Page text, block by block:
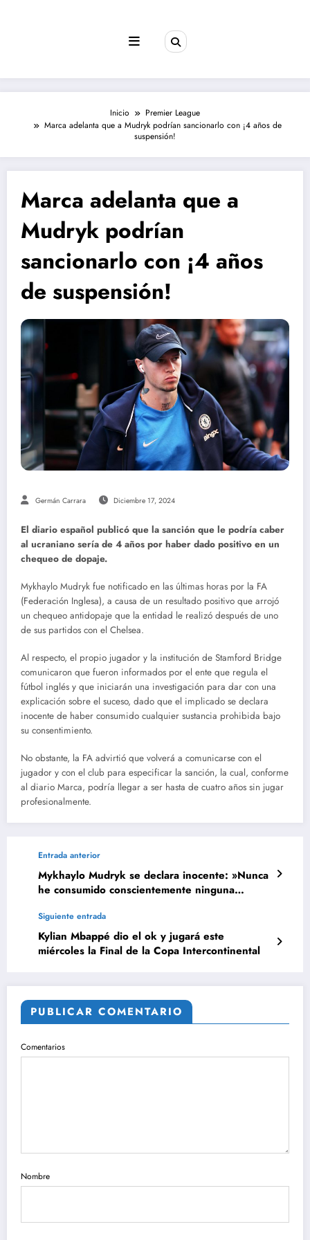
Inicio
Premier League
Marca adelanta que a Mudryk podrían sancionarlo con ¡4 años de
suspensión!
Marca adelanta que a
Mudryk podrían
sancionarlo con ¡4 años
de suspensión!
Germán Carrara Diciembre 17, 2024
El diario español publicó que la sanción que le podría caber
al ucraniano sería de 4 años por haber dado positivo en un
chequeo de dopaje.
Mykhaylo Mudryk fue notificado en las últimas horas por la FA
(Federación Inglesa), a causa de un resultado positivo que arrojó
un chequeo antidopaje que la entidad le realizó después de uno
de sus partidos con el Chelsea.
Al respecto, el propio jugador y la institución de Stamford Bridge
comunicaron que fueron informados por el ente que regula el
fútbol inglés y que iniciarán una investigación para dar con una
explicación sobre el suceso, dado que el implicado se declara
inocente de haber consumido cualquier sustancia prohibida bajo
su consentimiento.
No obstante, la FA advirtió que volverá a comunicarse con el
jugador y con el club para especificar la sanción, la cual, conforme
al diario Marca, podría llegar a ser hasta de cuatro años sin jugar
profesionalmente.
Entrada anterior
Mykhaylo Mudryk se declara inocente: »Nunca
he consumido conscientemente ninguna
Siguiente entrada
Kylian Mbappé dio el ok y jugará este
miércoles la Final de la Copa Intercontinental
PUBLICAR COMENTARIO
Comentarios
Nombre